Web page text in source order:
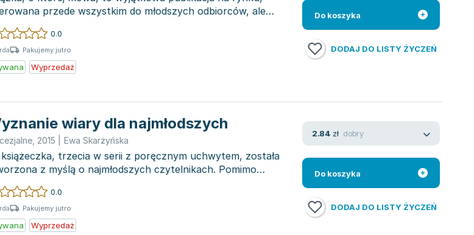
przede wszystkim do młodszych odbiorców, ale
dorośli...
0.0
Pakujemy jutro
Wyprzedaż
Do koszyka
DODAJ DO LISTY ŻYCZEŃ
wiary dla najmłodszych
2015 Ewa Skarżyńska
książeczka, trzecia w serii z poręcznym uchwytem, została
z myślą o najmłodszych czytelnikach. Pomimo
wieku n...
0.0
Pakujemy jutro
Wyprzedaż
2.84 zł dobry
Do koszyka
DODAJ DO LISTY ŻYCZEŃ